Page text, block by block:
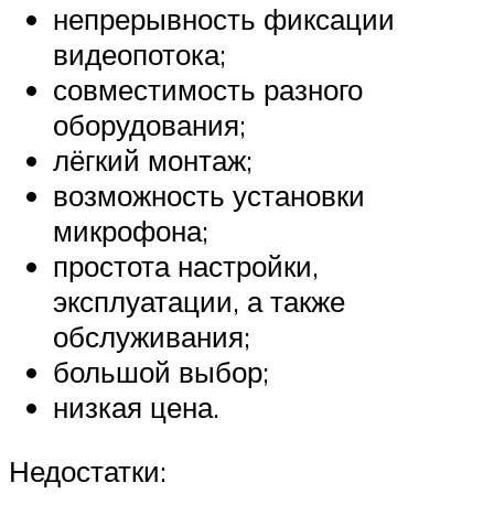
непрерывность фиксации
видеопотока;
совместимость разного
оборудования;
лёгкий монтаж;
возможность установки
микрофона;
простота настройки,
эксплуатации, а также
обслуживания;
большой выбор;
низкая цена.
Недостатки: